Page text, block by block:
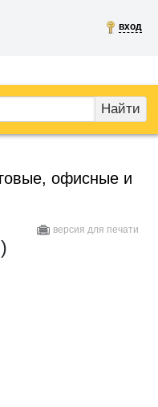
вход
Найти
офисные и
версия для печати